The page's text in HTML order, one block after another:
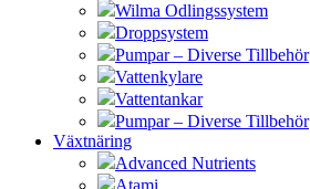
Wilma Odlingssystem
Droppsystem
Pumpar – Diverse Tillbehör
Vattenkylare
Vattentankar
Pumpar – Diverse Tillbehör
Växtnäring
Advanced Nutrients
Atami